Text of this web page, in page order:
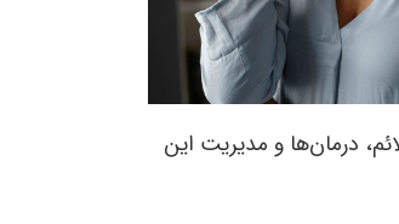
درمان‌ها و مدیریت این